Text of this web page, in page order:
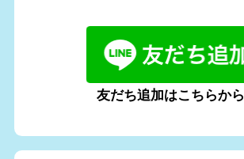
友だち追加はこちらから